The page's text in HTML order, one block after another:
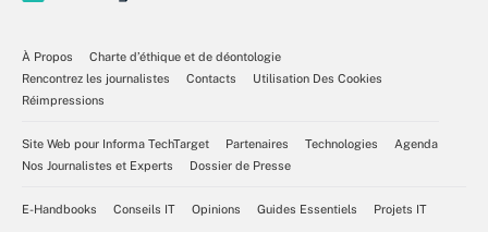
À Propos
Charte d’éthique et de déontologie
Rencontrez les journalistes
Contacts
Utilisation Des Cookies
Réimpressions
Site Web pour Informa TechTarget Partenaires Technologies
Agenda
Nos Journalistes et Experts
Dossier de Presse
E-Handbooks Conseils IT Opinions Guides Essentiels Projets IT